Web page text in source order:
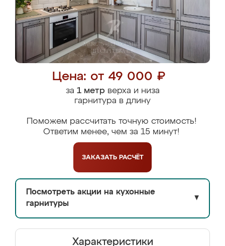
Цена: от 49 000 ₽
за 1 метрверха и низа
гарнитура в длину
Поможем рассчитать точную стоимость!
Ответим менее, чем за 15 минут!
ЗАКАЗАТЬ РАСЧЁТ
Посмотреть акции на кухонные
гарнитуры
▼
Характеристики